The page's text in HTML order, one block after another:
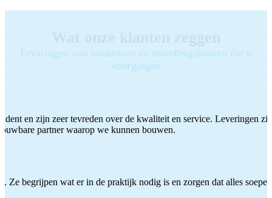
Ervaringen van tandartsen en mondhygiënisten die u
voorgingen
en zijn zeer tevreden over de kwaliteit en service. Leveringen
partner waarop we kunnen bouwen.
Ze begrijpen wat er in de praktijk nodig is en zorgen dat alles